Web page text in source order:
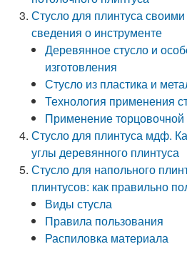
Стусло для плинтуса
сведения о инструменте
Деревянное стусло и
изготовления
Стусло из пластика и
Технология применения
Применение
Стусло для плинтуса мдф.
углы деревянного плинтуса
Стусло для напольного
плинтусов: как правильно
Виды стусла
Правила пользования
Распиловка материала